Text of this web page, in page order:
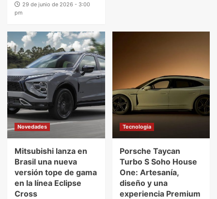
29 de junio de 2026 - 3:00
pm
Novedades
Mitsubishi lanza en
Brasil una nueva
versión tope de gama
en la línea Eclipse
Cross
Tecnologia
Porsche Taycan
Turbo S Soho House
One: Artesanía,
diseño y una
experiencia Premium